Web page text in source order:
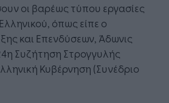
οι βαρέως τύπου εργασίες
όπως είπε ο
και Επενδύσεων, Άδωνις
Συζήτηση Στρογγυλής
Κυβέρνηση (Συνέδριο